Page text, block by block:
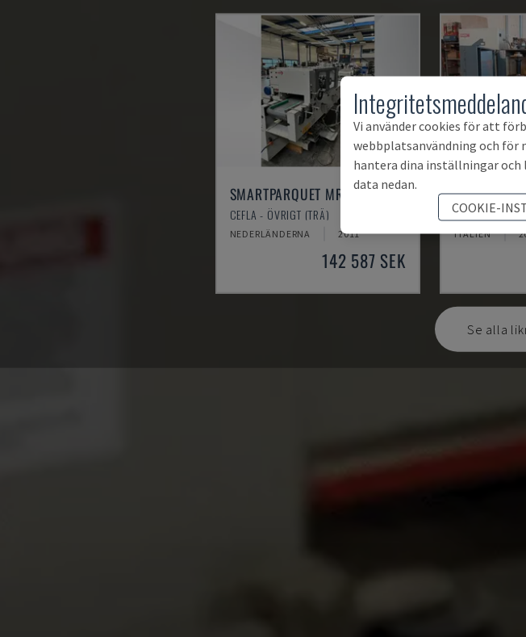
SMARTPARQUET MRF-2VS/300
CEFLA - ÖVRIGT (TRÄ)
NEDERLÄNDERNA 2011
142 587 SEK
T4TL
SAC - ÖVRIGT
ITALIEN
Se alla
Vi använder cookies för att
webbplatsanvändning och för
hantera dina inställningar och
data nedan.
COOKIE-